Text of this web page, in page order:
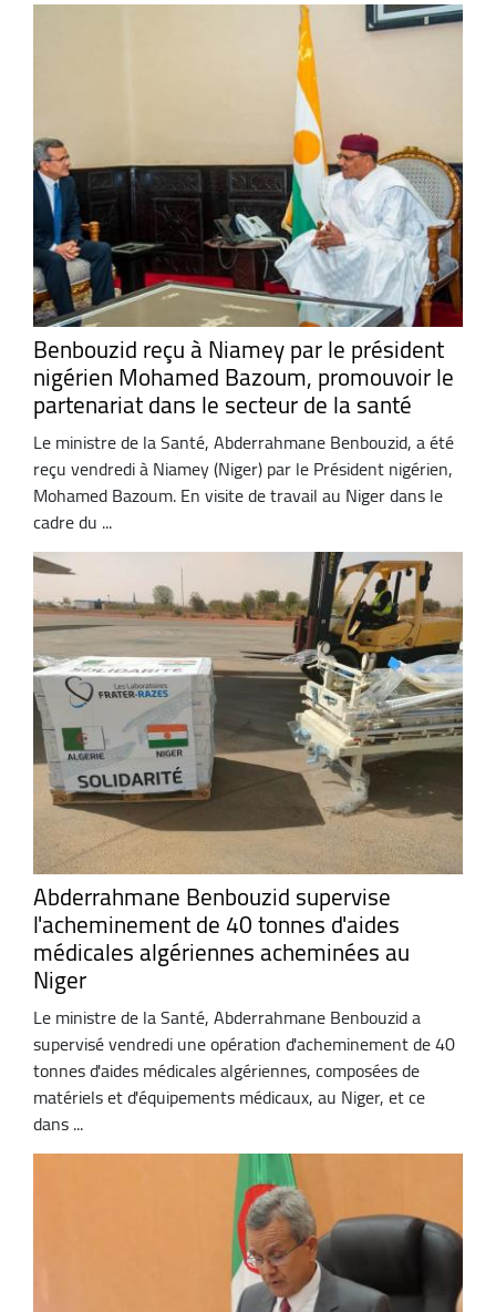
Benbouzid reçu à Niamey par le président
nigérien Mohamed Bazoum, promouvoir le
partenariat dans le secteur de la santé
Le ministre de la Santé, Abderrahmane Benbouzid, a été
reçu vendredi à Niamey (Niger) par le Président nigérien,
Mohamed Bazoum. En visite de travail au Niger dans le
cadre du ...
Abderrahmane Benbouzid supervise
l'acheminement de 40 tonnes d'aides
médicales algériennes acheminées au
Niger
Le ministre de la Santé, Abderrahmane Benbouzid a
supervisé vendredi une opération d'acheminement de 40
tonnes d'aides médicales algériennes, composées de
matériels et d'équipements médicaux, au Niger, et ce
dans ...